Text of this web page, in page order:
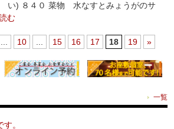
い) ８４０ 菜物 水なすとみょうがのサ
む
10 15 16 17 18 19 »
一覧
。